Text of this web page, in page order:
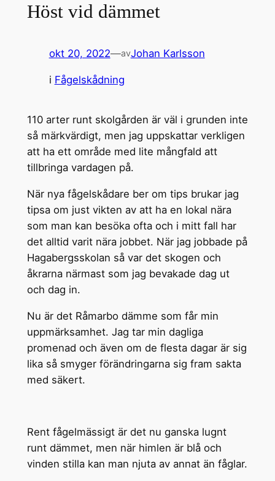
Höst vid dämmet
okt 20, 2022—avJohan Karlsson
i Fågelskådning
110 arter runt skolgården är väl i grunden inte
så märkvärdigt, men jag uppskattar verkligen
att ha ett område med lite mångfald att
tillbringa vardagen på.
När nya fågelskådare ber om tips brukar jag
tipsa om just vikten av att ha en lokal nära
som man kan besöka ofta och i mitt fall har
det alltid varit nära jobbet. När jag jobbade på
Hagabergsskolan så var det skogen och
åkrarna närmast som jag bevakade dag ut
och dag in.
Nu är det Råmarbo dämme som får min
uppmärksamhet. Jag tar min dagliga
promenad och även om de flesta dagar är sig
lika så smyger förändringarna sig fram sakta
med säkert.
Rent fågelmässigt är det nu ganska lugnt
runt dämmet, men när himlen är blå och
vinden stilla kan man njuta av annat än fåglar.